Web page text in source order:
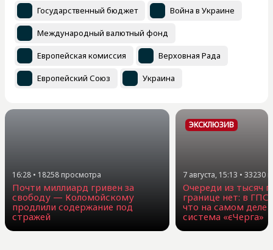
Государственный бюджет Война в Украине
Международный валютный фонд
Европейская комиссия Верховная Рада
Европейский Союз Украина
16:28 • 18258 просмотра
Почти миллиард гривен за
свободу — Коломойскому
продлили содержание под
стражей
ЭКСКЛЮЗИВ
7 августа, 15:13 • 33230
Очереди из тысяч
границе нет: в
что на самом деле
система «єЧерга»